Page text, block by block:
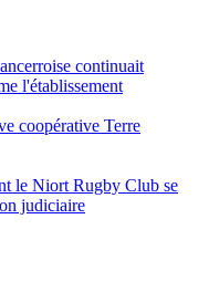
continuait
l'établissement
coopérative Terre
le Niort Rugby Club se
judiciaire